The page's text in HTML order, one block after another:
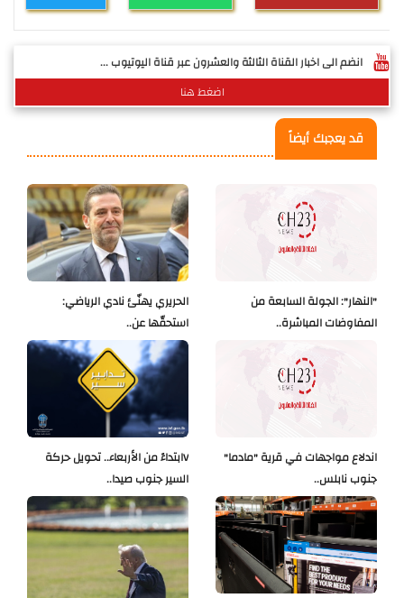
انضم الى اخبار القناة الثالثة والعشرون عبر قناة اليوتيوب ...
اضغط هنا
قد يعجبك أيضاً
الحريري يهنّئ نادي الرياضي:
استحقّها عن..
"النهار": الجولة السابعة من
المفاوضات المباشرة..
Vابتداءً من الأربعاء.. تحويل حركة
السير جنوب صيدا..
اندلاع مواجهات في قرية "مادما"
جنوب نابلس..